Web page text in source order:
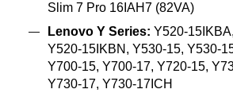
Slim 7 Pro 16IAH7 (82VA)
Lenovo Y Series: Y520-
Y520-15IKBN, Y530-15, Y530-
Y700-15, Y700-17, Y720-15,
Y730-17, Y730-17ICH